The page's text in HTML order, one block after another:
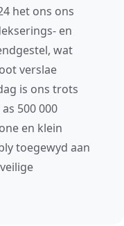
het ons ons
en
wat
verslae
is ons trots
500 000
en klein
toegewyd aan